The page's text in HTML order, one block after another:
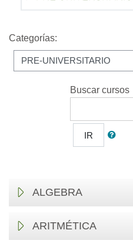
Categorías:
Buscar cursos
IR
ALGEBRA
ARITMÉTICA